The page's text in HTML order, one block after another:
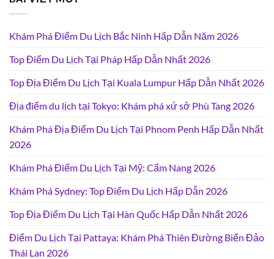
Khám Phá Điểm Du Lịch Bắc Ninh Hấp Dẫn Năm 2026
Top Điểm Du Lịch Tại Pháp Hấp Dẫn Nhất 2026
Top Địa Điểm Du Lịch Tại Kuala Lumpur Hấp Dẫn Nhất 2026
Địa điểm du lịch tại Tokyo: Khám phá xứ sở Phù Tang 2026
Khám Phá Địa Điểm Du Lịch Tại Phnom Penh Hấp Dẫn Nhất
2026
Khám Phá Điểm Du Lịch Tại Mỹ: Cẩm Nang 2026
Khám Phá Sydney: Top Điểm Du Lịch Hấp Dẫn 2026
Top Địa Điểm Du Lịch Tại Hàn Quốc Hấp Dẫn Nhất 2026
Điểm Du Lịch Tại Pattaya: Khám Phá Thiên Đường Biển Đảo
Thái Lan 2026